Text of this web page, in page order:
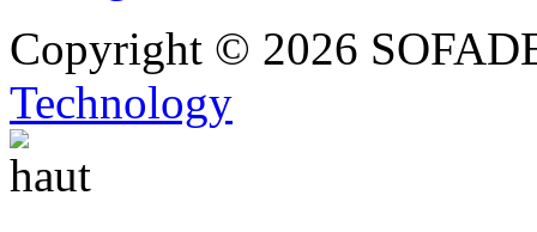
Copyright © 2026
Technology